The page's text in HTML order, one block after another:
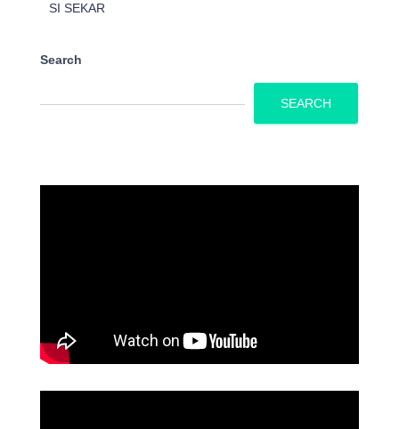
SI SEKAR
Search
SEARCH